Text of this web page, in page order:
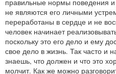
правильные нормы поведения и
не являются его личными
переработаны в сердце и не
человек начинает
поскольку это его дело и ему
свое дело в жизнь. Так часто и
знаешь, что должен и что это
молчит. Как же можно